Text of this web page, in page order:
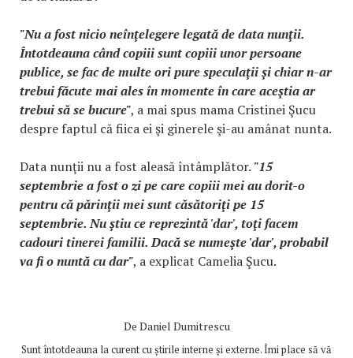
"Nu a fost nicio neînţelegere legată de data nunţii.
Întotdeauna când copiii sunt copiii unor persoane
publice, se fac de multe ori pure speculaţii şi chiar n-ar
trebui făcute mai ales în momente în care aceştia ar
trebui să se bucure", a mai spus mama Cristinei Şucu
despre faptul că fiica ei şi ginerele şi-au amânat nunta.
Data nunţii nu a fost aleasă întâmplător. "15
septembrie a fost o zi pe care copiii mei au dorit-o
pentru că părinţii mei sunt căsătoriţi pe 15
septembrie. Nu ştiu ce reprezintă 'dar', toţi facem
cadouri tinerei familii. Dacă se numeşte 'dar', probabil
va fi o nuntă cu dar", a explicat Camelia Şucu.
De Daniel Dumitrescu
Sunt întotdeauna la curent cu știrile interne și externe. Îmi place să vă